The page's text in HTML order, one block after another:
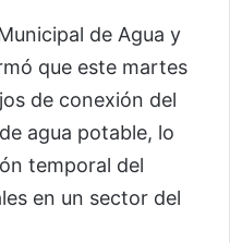
de Agua y
que este martes
de conexión del
agua potable, lo
temporal del
en un sector del